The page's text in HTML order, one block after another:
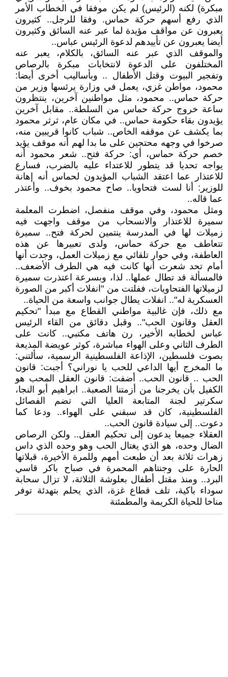
مبكرة) لكنه (الرئيس) لم يكن موفقا في الخطاب الأمر
الذي رفع أسهم حركة حماس. وفقا للرجل.. كثيرون
يعبرون عن مواقف مؤيدة لما عبر عنه السائق وكثيرون
أيضا يعبرون عن تأييدهم لدعوة الرئيس عباس..
والموقف الذي عبر عنه السائق، بالكلام، يعبر عنه
المختلفون على الدعوة لانتخابات مبكرة بالرصاص
وتفجير البيوت وقتل الأطفال .. وبأساليب أخرى أيضا:
محمود، مواطن غزي، يعمل في وزارة يرئسها وزير من
حركة حماس.. محمود، مثل مواطنين آخرين، ينتظرون
ساعة خروج حركة حماس من السلطة.. مقابل آخرين
يؤيدون بقاء حكومة حماس.. في مكان عام، ثرثر محمود
بما يكشف عن موقفه الخاص.. شباب كانوا قريبين منه،
صرخوا في وجهه محتجين على ما بدا لهم أنه موقف يؤيد
خصم حركة حماس، أي: حركة فتح.. شعر محمود أنه
يواجه تحديا قد يتطور للاعتداء عليه بالضرب، فسارع
للاعتذار عما اعتقد الشباب المؤيدون لحماس أنه إهانة
للوزير: أنا لست فتحاويا.. صاح محمود بخوف.. وأعتذر
عما قاله..
ومثل محمود، وفي موقف منفصل، اضطرت المعلمة
سميرة للاعتذار والانسحاب من موقف واجهت فيه
زميلات لها في المدرسة ينتمين لحركة فتح.. سميرة
تتعاطف مع حركة حماس، ولدى تعبيرها عن هذه
العاطفة، وفي حوار تلقائي مع زميلات العمل، وجدت أنها
أمام تحد شعرت أنها كانت فيه هي الطرف الأضعف..
فالمسألة قد تطال عملها.. لذا، وبسرعة اعتذرت سميرة
لزميلاتها الفتحاويات، ففلتت من "انفلات أكبر من الصورة
العسكرية له".. انفلات يطال جوانب واسعة من الحياة..
مع ذلك، فإن غالبية مواطني القطاع مع مبدأ "تحكيم
العقل وقانون الحب".. وقبل دقائق من القاء الرئيس
عباس لخطابه الأخير، رن هاتف مكتبي.. كانت على
الطرف الثاني وعلى الهواء مباشرة، كوثر عويضة المذيعة
بصوت فلسطين، الإذاعة الفلسطينية الرسمية، سألتني:
ما المخرج أيها الداعي للحب يا نوراني؟ أجبت: قانون
الحب .. قانون الحب.. أضفت: قانون العقل المحب هو
الكفيل بأن يخرجنا من أزمتنا الصعبة.. ابراهيم أبو النجا،
سكرتير لجنة المتابعة العليا التي تضم الفصائل
الفلسطينية، كان قد سبقني على الهواء.. ودعا كما
دعوت.. إلى سيادة قانون الحب..
العقلاء جميعا يدعون إلى تحكيم العقل.. ولكن الرصاص
الضال وحده، هو الذي يغتال الحب وهو وحده الذي داس
زهرات ثلاثة بعد أن طبعت أمهم وللمرة الأخيرة، قبلاتها
الحارة على وجنتاهم المحمرة في صباح باكر قاسي
البرد.. ومنذ مقتل أطفال بعلوشة الثلاثة، لا تزال سحابة
سوداء باكية، تلف قطاع غزة، الذي يحلم بتهدئة توفر
مناخا للحياة الكريمة والمطمئنة